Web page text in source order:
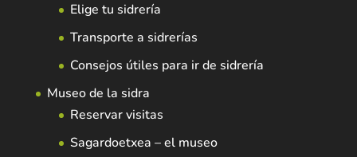
Elige tu sidrería
Transporte a sidrerías
Consejos útiles para ir de sidrería
Museo de la sidra
Reservar visitas
Sagardoetxea – el museo